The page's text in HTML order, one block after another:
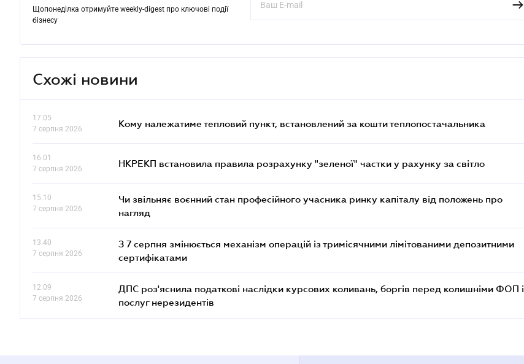
Щопонеділка отримуйте weekly-digest про ключові події
бізнесу
Схожі новини
17.05
7 серпня 2026
Кому належатиме тепловий пункт, встановлений за кошти теплопостачальника
16.01
7 серпня 2026
НКРЕКП встановила правила розрахунку "зеленої" частки у рахунку за світло
15.10
7 серпня 2026
Чи звільняє воєнний стан професійного учасника ринку капіталу від положень про
нагляд
13.40
7 серпня 2026
З 7 серпня змінюється механізм операцій із тримісячними лімітованими депозитними
сертифікатами
12.09
7 серпня 2026
ДПС роз'яснила податкові наслідки курсових коливань, боргів перед колишніми ФОП і
послуг нерезидентів